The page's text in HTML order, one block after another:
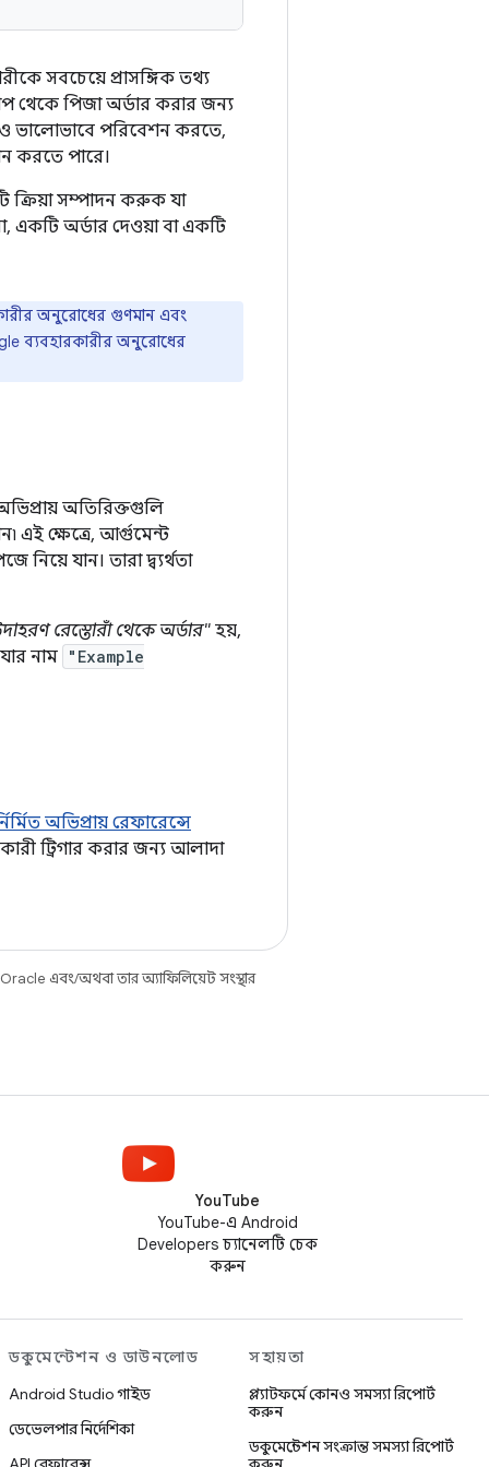
সবচেয়ে প্রাসঙ্গিক তথ্য
থেকে পিজা অর্ডার করার জন্য
ভালোভাবে পরিবেশন করতে,
করতে পারে।
ক্রিয়া সম্পাদন করুক যা
একটি অর্ডার দেওয়া বা একটি
অনুরোধের গুণমান এবং
ব্যবহারকারীর অনুরোধের
অতিরিক্তগুলি
এই ক্ষেত্রে, আর্গুমেন্ট
যান। তারা দ্ব্যর্থতা
রেস্তোরাঁ থেকে অর্ডার" হয়,
নাম "Example
অভিপ্রায় রেফারেন্সে
ট্রিগার করার জন্য আলাদা
এবং/অথবা তার অ্যাফিলিয়েট সংস্থার
YouTube
YouTube-এ Android
Developers চ্যানেলটি চেক
করুন
ডকুমেন্টেশন ও ডাউনলোড
Android Studio গাইড
ডেভেলপার নির্দেশিকা
সহায়তা
প্ল্যাটফর্মে কোনও সমস্যা রিপোর্ট
করুন
ডকুমেন্টেশন সংক্রান্ত সমস্যা রিপোর্ট